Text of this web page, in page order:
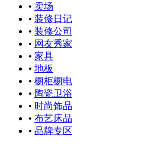
• 卖场
• 装修日记
• 装修公司
• 网友秀家
• 家具
• 地板
• 橱柜橱电
• 陶瓷卫浴
• 时尚饰品
• 布艺床品
• 品牌专区